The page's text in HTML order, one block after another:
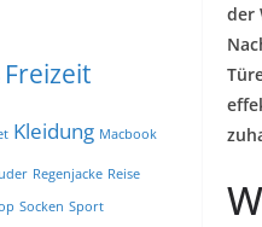
der
Freizeit
Kleidung Macbook
Regenjacke Reise
Socken Sport